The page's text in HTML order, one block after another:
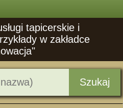
tapicerskie i
w zakładce
Szukaj